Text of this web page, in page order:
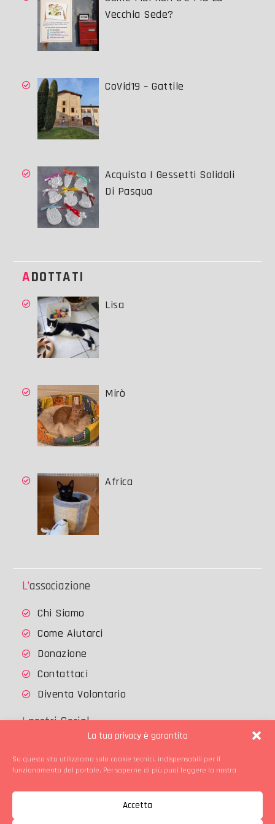
La tua privacy è garantita
Su questo sito utilizziamo solo cookie tecnici, indispensabili per il
funzionamento del portale. Per saperne di più puoi leggere la nostra
Accetta
Vecchia Sede?
CoVid19 – Gattile
Acquista I Gessetti Solidali
Di Pasqua
ADOTTATI
Lisa
Mirò
Africa
L’associazione
Chi Siamo
Come Aiutarci
Donazione
Contattaci
Diventa Volontario
I nostri Social
FacebookInstagram